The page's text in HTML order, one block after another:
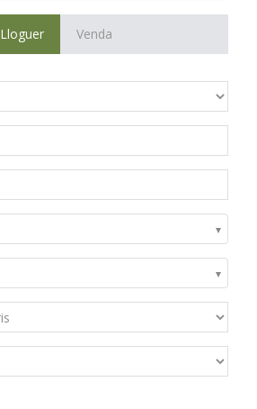
Lloguer Venda